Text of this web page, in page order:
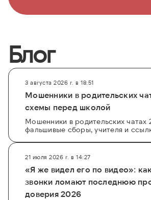
Блог
3 августа 2026 г. в 18:51
Мошенники в родительских
схемы перед школой
Мошенники в родительских чатах
фальшивые сборы, учителя и
21 июля 2026 г. в 14:27
«Я же видел его по видео»:
звонки ломают последнюю
доверия 2026